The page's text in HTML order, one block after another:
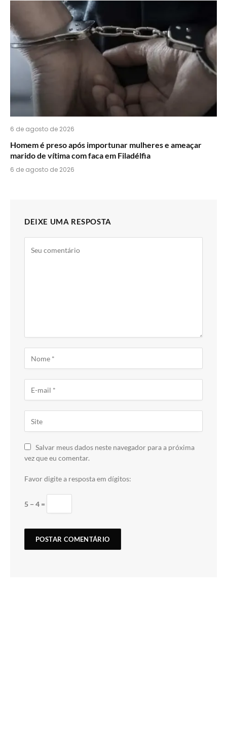
6 de agosto de 2026
Homem é preso após importunar mulheres e ameaçar
marido de vítima com faca em Filadélfia
6 de agosto de 2026
DEIXE UMA RESPOSTA
Salvar meus dados neste navegador para a próxima
vez que eu comentar.
Favor digite a resposta em dígitos:
5 − 4 =